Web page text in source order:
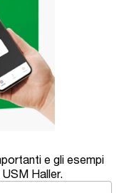
e gli esempi
Haller.